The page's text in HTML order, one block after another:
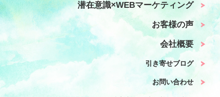
潜在意識×WEBマーケティング
お客様の声
会社概要
引き寄せブログ
お問い合わせ